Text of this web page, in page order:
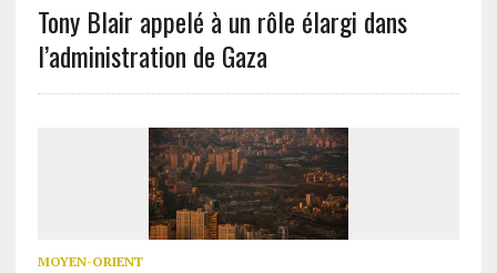
Tony Blair appelé à un rôle élargi dans
l’administration de Gaza
MOYEN-ORIENT